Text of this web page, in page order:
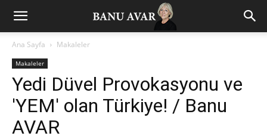
Ana Sayfa Makaleler
Makaleler
Yedi Düvel Provokasyonu ve
'YEM' olan Türkiye! / Banu
AVAR